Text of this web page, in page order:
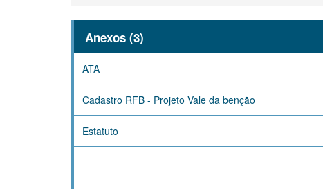
Anexos (3)
ATA
Cadastro RFB - Projeto Vale da benção
Estatuto